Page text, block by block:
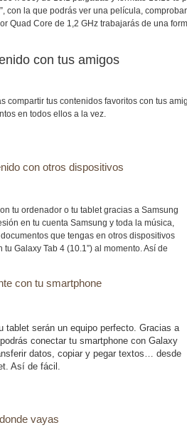
con la que podrás ver una película,
Quad Core de 1,2 GHz trabajarás de una
con tus amigos
compartir tus contenidos favoritos con tus
en todos ellos a la vez.
con otros dispositivos
tu ordenador o tu tablet gracias a Samsung
en tu cuenta Samsung y toda la música,
que tengas en otros dispositivos
Galaxy Tab 4 (10.1”) al momento. Así de
con tu smartphone
tablet serán un equipo perfecto. Gracias a
conectar tu smartphone con Galaxy
datos, copiar y pegar textos… desde
Así de fácil.
vayas